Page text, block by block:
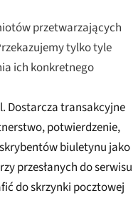
przetwarzających
tylko tyle
ich konkretnego
Dostarcza transakcyjne
potwierdzenie,
biuletynu jako
przesłanych do serwisu
do skrzynki pocztowej